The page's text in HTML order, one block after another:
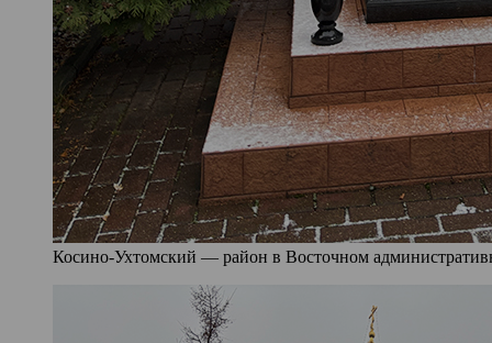
Косино-Ухтомский — район в Восточном